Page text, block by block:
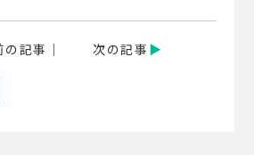
の記事 次の記事